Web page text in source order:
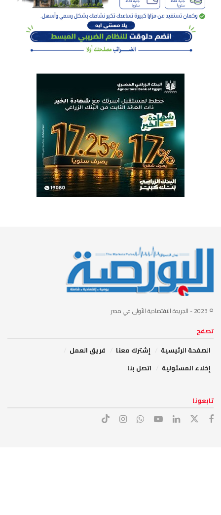
© 2023 - الجريدة الاقتصادية الأولى في مصر
تصفح
الصفحة الرئيسية
إشترك معنا
فريق العمل
إخلاء المسئولية
اتصل بنا
تابعونا